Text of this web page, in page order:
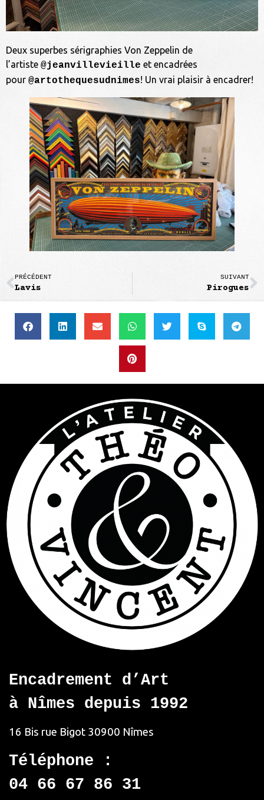
Deux superbes sérigraphies Von Zeppelin de
l’artiste @jeanvillevieille et encadrées
pour @artothequesudnimes! Un vrai plaisir à encadrer!
PRÉCÉDENT
Lavis
SUIVANT
Pirogues
Encadrement d’Art
à Nîmes depuis 1992
16 Bis rue Bigot 30900 Nîmes
Téléphone :
04 66 67 86 31